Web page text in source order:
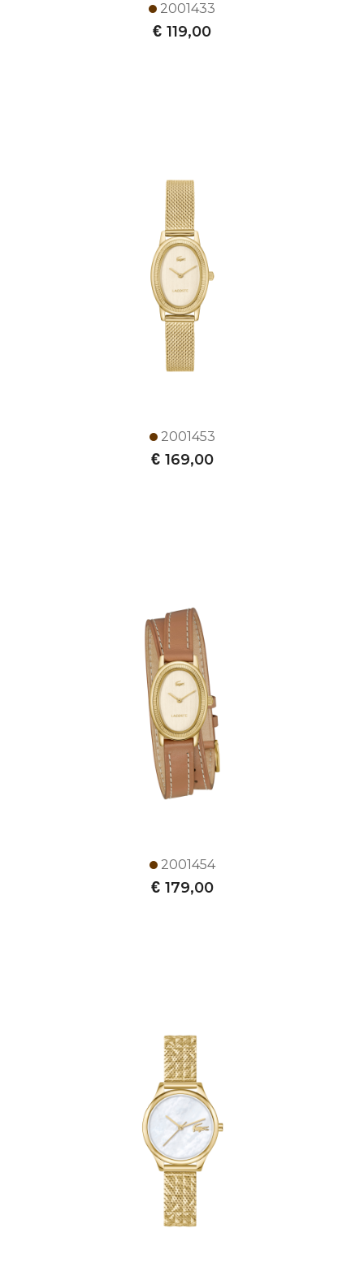
2001433
€ 119,00
2001453
€ 169,00
2001454
€ 179,00